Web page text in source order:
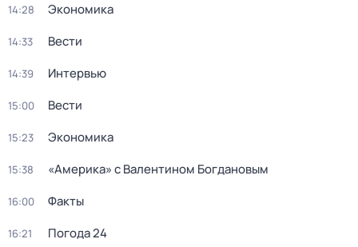
14:28 Экономика
14:33 Вести
14:39 Интервью
15:00 Вести
15:23 Экономика
15:38 «Америка» с Валентином Богдановым
16:00 Факты
16:21 Погода 24